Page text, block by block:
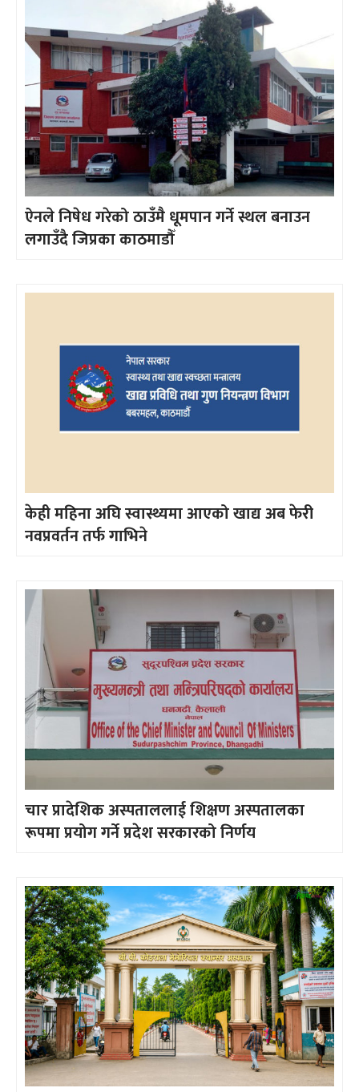
ऐनले निषेध गरेको ठाउँमै धूमपान गर्ने स्थल बनाउन
लगाउँदै जिप्रका काठमाडौँ
केही महिना अघि स्वास्थ्यमा आएको खाद्य अब फेरी
नवप्रवर्तन तर्फ गाभिने
चार प्रादेशिक अस्पताललाई शिक्षण अस्पतालका
रूपमा प्रयोग गर्ने प्रदेश सरकारको निर्णय